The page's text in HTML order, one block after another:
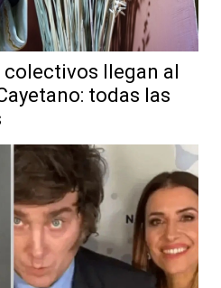
colectivos llegan al
todas las